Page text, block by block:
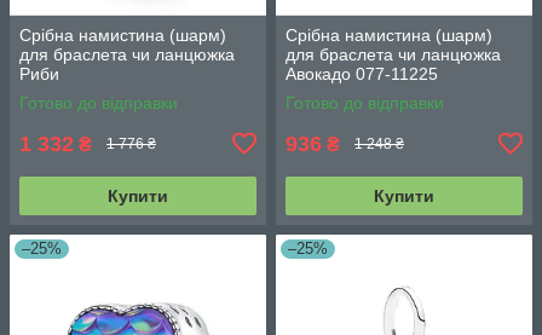
Срібна намистина (шарм)
для браслета чи ланцюжка
Риби
Готово до відправки
1 332 ₴ 1 776 ₴
Купити
Срібна намистина (шарм)
для браслета чи ланцюжка
Авокадо 077-11225
Готово до відправки
936 ₴ 1 248 ₴
Купити
–25% –25%